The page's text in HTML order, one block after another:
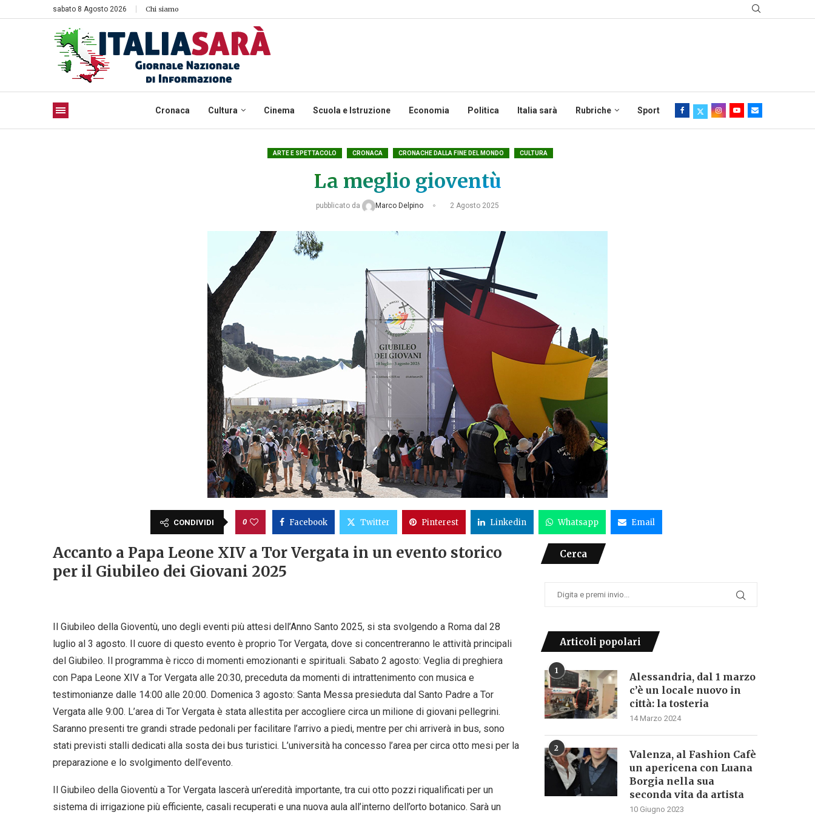
sabato 8 Agosto 2026 Chi siamo
Cronaca Cultura Cinema Scuola e Istruzione Economia Politica Italia sarà Rubriche Sport
ARTE E SPETTACOLO CRONACA CRONACHE DALLA FINE DEL MONDO CULTURA
La meglio gioventù
pubblicato da Marco Delpino 2 Agosto 2025
CONDIVIDI 0 Facebook Twitter Pinterest Linkedin Whatsapp Email
Accanto a Papa Leone XIV a Tor Vergata in un evento storico
per il Giubileo dei Giovani 2025
Il Giubileo della Gioventù, uno degli eventi più attesi dell’Anno Santo 2025, si sta svolgendo a Roma dal 28
luglio al 3 agosto. Il cuore di questo evento è proprio Tor Vergata, dove si concentreranno le attività principali
del Giubileo. Il programma è ricco di momenti emozionanti e spirituali. Sabato 2 agosto: Veglia di preghiera
con Papa Leone XIV a Tor Vergata alle 20:30, preceduta da momenti di intrattenimento con musica e
testimonianze dalle 14:00 alle 20:00. Domenica 3 agosto: Santa Messa presieduta dal Santo Padre a Tor
Vergata alle 9:00. L’area di Tor Vergata è stata allestita per accogliere circa un milione di giovani pellegrini.
Saranno presenti tre grandi strade pedonali per facilitare l’arrivo a piedi, mentre per chi arriverà in bus, sono
stati previsti stalli dedicati alla sosta dei bus turistici. L’università ha concesso l’area per circa otto mesi per la
preparazione e lo svolgimento dell’evento.
Il Giubileo della Gioventù a Tor Vergata lascerà un’eredità importante, tra cui otto pozzi riqualificati per un
sistema di irrigazione più efficiente, casali recuperati e una nuova aula all’interno dell’orto botanico. Sarà un
Cerca
Articoli popolari
1
Alessandria, dal 1 marzo
c’è un locale nuovo in
città: la tosteria
14 Marzo 2024
2
Valenza, al Fashion Cafè
un apericena con Luana
Borgia nella sua
seconda vita da artista
10 Giugno 2023